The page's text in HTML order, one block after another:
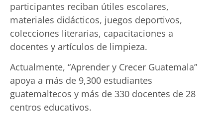
participantes reciban útiles escolares,
materiales didácticos, juegos deportivos,
colecciones literarias, capacitaciones a
docentes y artículos de limpieza.
Actualmente, “Aprender y Crecer Guatemala”
apoya a más de 9,300 estudiantes
guatemaltecos y más de 330 docentes de 28
centros educativos.